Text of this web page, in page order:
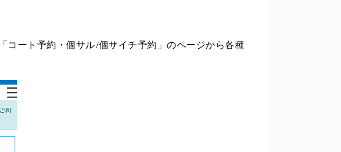
コート予約・個サル/個サイチ予約」のページから各種